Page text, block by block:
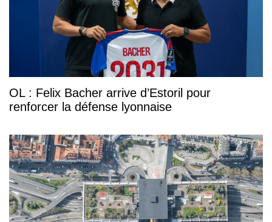
OL : Felix Bacher arrive d’Estoril pour
renforcer la défense lyonnaise